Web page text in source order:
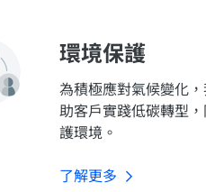
環境保護
為積極應對氣候變化
助客戶實踐低碳轉型
護環境。
了解更多